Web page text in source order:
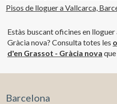
Pisos de lloguer a Vallcarca,
Estàs buscant oficines en
Gràcia nova? Consulta totes les
d'en Grassot - Gràcia nova
Barcelona